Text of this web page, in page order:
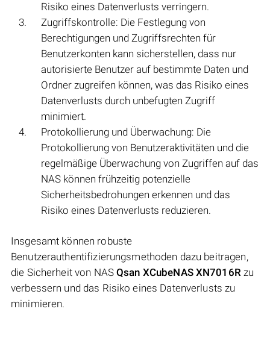
Risiko eines Datenverlusts verringern.
Zugriffskontrolle: Die Festlegung von
Berechtigungen und Zugriffsrechten für
Benutzerkonten kann sicherstellen, dass nur
autorisierte Benutzer auf bestimmte Daten und
Ordner zugreifen können, was das Risiko eines
Datenverlusts durch unbefugten Zugriff
minimiert.
Protokollierung und Überwachung: Die
Protokollierung von Benutzeraktivitäten und die
regelmäßige Überwachung von Zugriffen auf das
NAS können frühzeitig potenzielle
Sicherheitsbedrohungen erkennen und das
Risiko eines Datenverlusts reduzieren.
Insgesamt können robuste
Benutzerauthentifizierungsmethoden dazu beitragen,
die Sicherheit von NASQsan XCubeNAS XN7016Rzu
verbessern und das Risiko eines Datenverlusts zu
minimieren.